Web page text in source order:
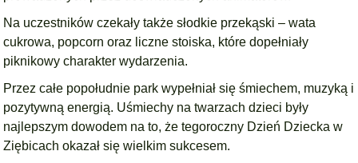
Na uczestników czekały także słodkie przekąski – wata
cukrowa, popcorn oraz liczne stoiska, które dopełniały
piknikowy charakter wydarzenia.
Przez całe popołudnie park wypełniał się śmiechem, muzyką i
pozytywną energią. Uśmiechy na twarzach dzieci były
najlepszym dowodem na to, że tegoroczny Dzień Dziecka w
Ziębicach okazał się wielkim sukcesem.